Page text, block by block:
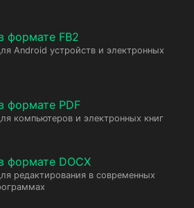
формате FB2
Android устройств и электронных
формате PDF
компьютеров и электронных книг
формате DOCX
редактирования в современных